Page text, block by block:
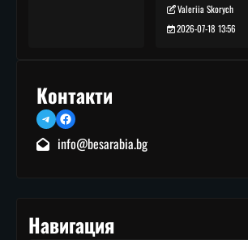
Valeriia Skorych
2026-07-18 13:56
Контакти
TelegramFacebook
info@besarabia.bg
Навигация